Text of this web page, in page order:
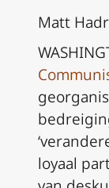
Matt
loyaal